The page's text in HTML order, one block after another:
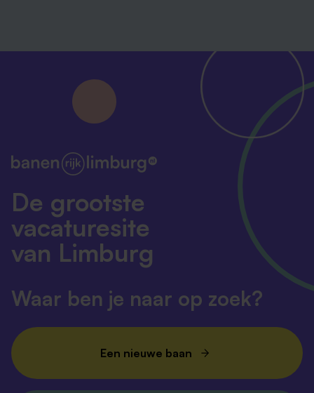
De grootste
vacaturesite
van Limburg
Waar ben je naar op zoek?
Een nieuwe baan